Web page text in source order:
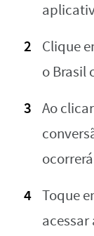
Clique
o Brasil
Ao
Toque